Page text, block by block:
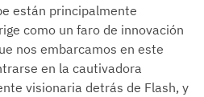
están principalmente
como un faro de innovación
nos embarcamos en este
en la cautivadora
visionaria detrás de Flash, y